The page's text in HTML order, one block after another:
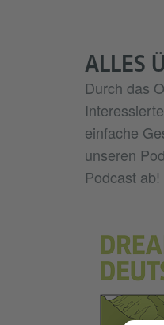
ALLES
Durch das
einfache
unseren
Podcast ab!